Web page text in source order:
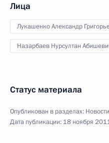
Лица
Лукашенко Александр
Назарбаев Нурсултан
Статус материала
Опубликован в разделах: Новости
Дата публикации: 18 ноября